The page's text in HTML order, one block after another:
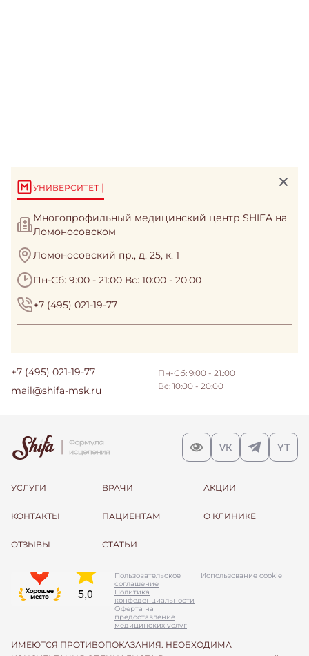
УНИВЕРСИТЕТ |
Многопрофильный медицинский центр SHIFA на
Ломоносовском
Ломоносовский пр., д. 25, к. 1
Пн-Сб: 9:00 - 21:00 Вс: 10:00 - 20:00
+7 (495) 021-19-77
+7 (495) 021-19-77
mail@shifa-msk.ru
Пн-Сб: 9:00 - 21.:00
Вс: 10:00 - 20:00
УСЛУГИ ВРАЧИ АКЦИИ
КОНТАКТЫ ПАЦИЕНТАМ О КЛИНИКЕ
ОТЗЫВЫ СТАТЬИ
Пользовательское
соглашение
Политика
конфеденциальности
Оферта на
предоставление
медицинских услуг
Использование cookie
ИМЕЮТСЯ ПРОТИВОПОКАЗАНИЯ. НЕОБХОДИМА